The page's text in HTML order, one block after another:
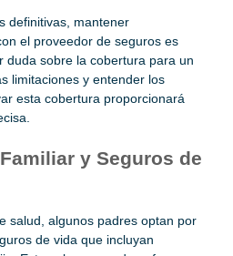
definitivas, mantener
el proveedor de seguros es
duda sobre la cobertura para un
limitaciones y entender los
esta cobertura proporcionará
y Seguros de
salud, algunos padres optan por
de vida que incluyan